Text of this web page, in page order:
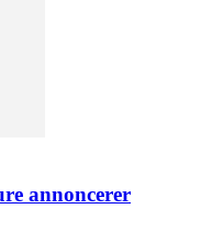
annoncerer